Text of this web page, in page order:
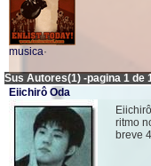
musica·
Sus Autores(1) -pagina 1 de
Eiichirô Oda
ritmo
breve